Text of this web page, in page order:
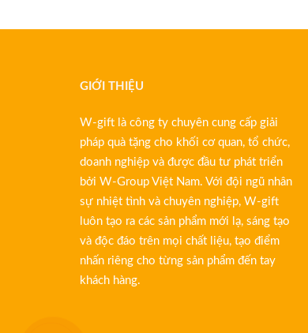
GIỚI THIỆU
W-gift là công ty chuyên cung cấp giải
pháp quà tặng cho khối cơ quan, tổ chức,
doanh nghiệp và được đầu tư phát triển
bởi W-Group Việt Nam. Với đội ngũ nhân
sự nhiệt tình và chuyên nghiệp, W-gift
luôn tạo ra các sản phẩm mới lạ, sáng tạo
và độc đáo trên mọi chất liệu, tạo điểm
nhấn riêng cho từng sản phẩm đến tay
khách hàng.